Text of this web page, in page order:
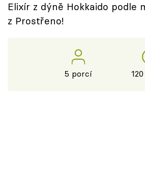
Sledujte prima+
Elixír z dýně Hokkaido podle
z Prostřeno!
5 porcí